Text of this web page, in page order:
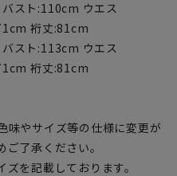
スト:110cm ウエス
裄丈:81cm
スト:113cm ウエス
裄丈:81cm
やサイズ等の仕様に変更が
了承ください。
を記載しております。